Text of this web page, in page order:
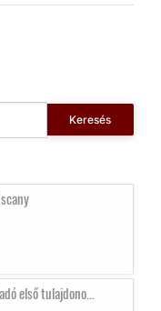
Keresés
első tulajdono...